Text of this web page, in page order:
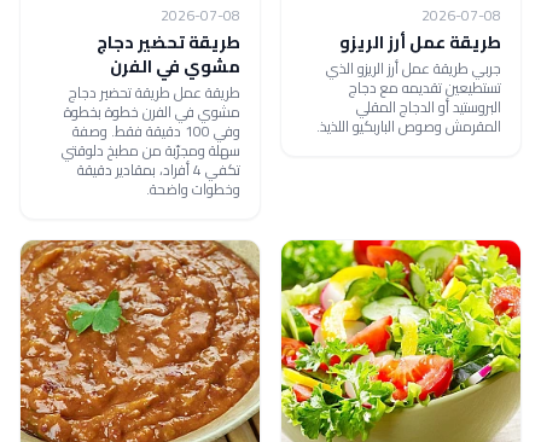
2026-07-08
طريقة عمل أرز الريزو
جربي طريقة عمل أرز الريزو الذي
تستطيعين تقديمه مع دجاج
البروستيد أو الدجاج المقلي
المقرمش وصوص الباربكيو اللذيذ.
2026-07-08
طريقة تحضير دجاج
مشوي في الفرن
طريقة عمل طريقة تحضير دجاج
مشوي في الفرن خطوة بخطوة
وفي 100 دقيقة فقط. وصفة
سهلة ومجرّبة من مطبخ دلوقتي
تكفي 4 أفراد، بمقادير دقيقة
وخطوات واضحة.